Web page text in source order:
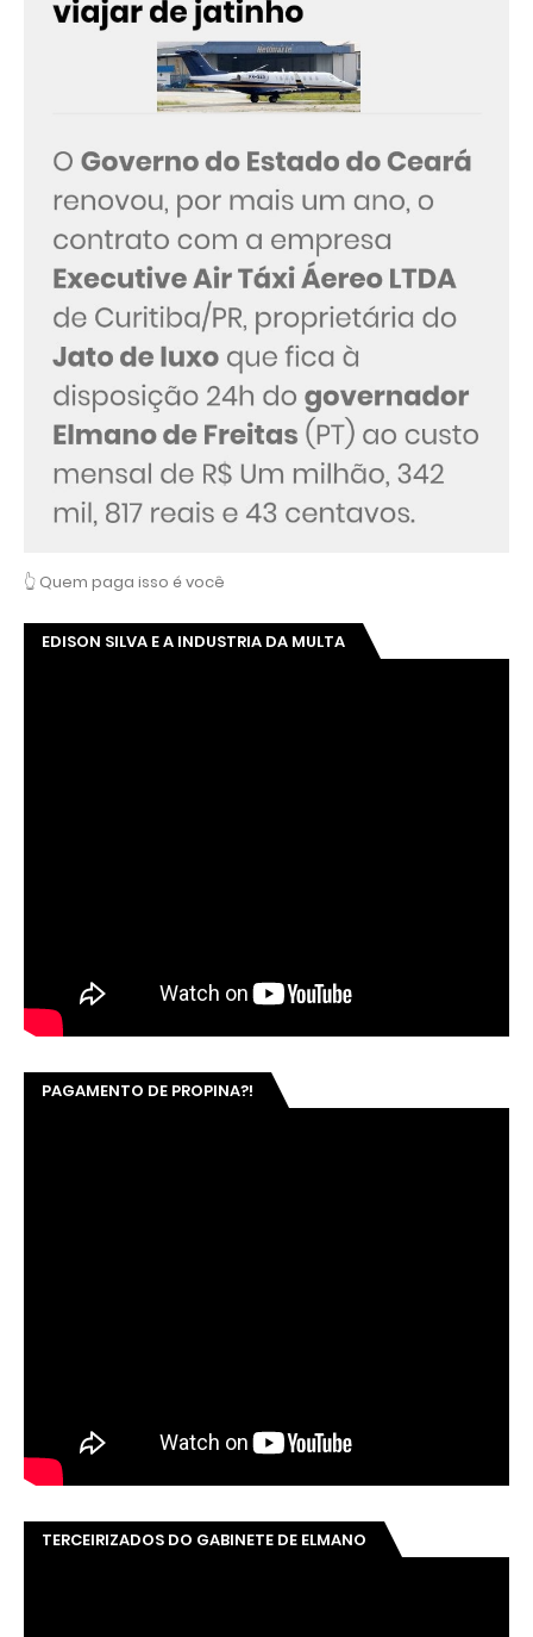
👆 Quem paga isso é você
EDISON SILVA E A INDUSTRIA DA MULTA
PAGAMENTO DE PROPINA?!
TERCEIRIZADOS DO GABINETE DE ELMANO